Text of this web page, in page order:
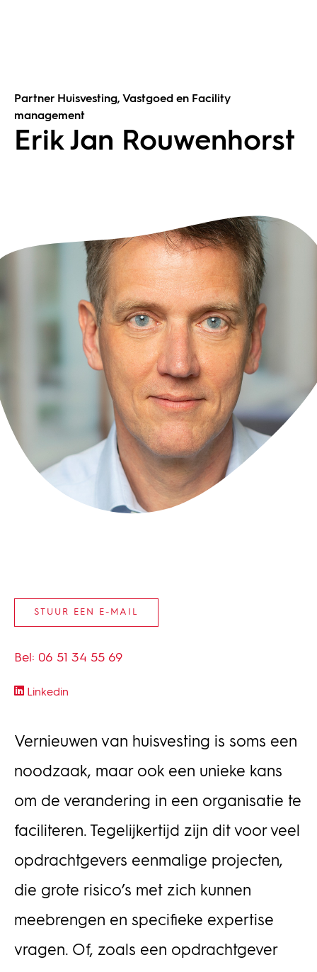
Partner Huisvesting, Vastgoed en Facility
management
Erik Jan Rouwenhorst
STUUR EEN E-MAIL
Bel: 06 51 34 55 69
Linkedin
Vernieuwen van huisvesting is soms een
noodzaak, maar ook een unieke kans
om de verandering in een organisatie te
faciliteren. Tegelijkertijd zijn dit voor veel
opdrachtgevers eenmalige projecten,
die grote risico’s met zich kunnen
meebrengen en specifieke expertise
vragen. Of, zoals een opdrachtgever